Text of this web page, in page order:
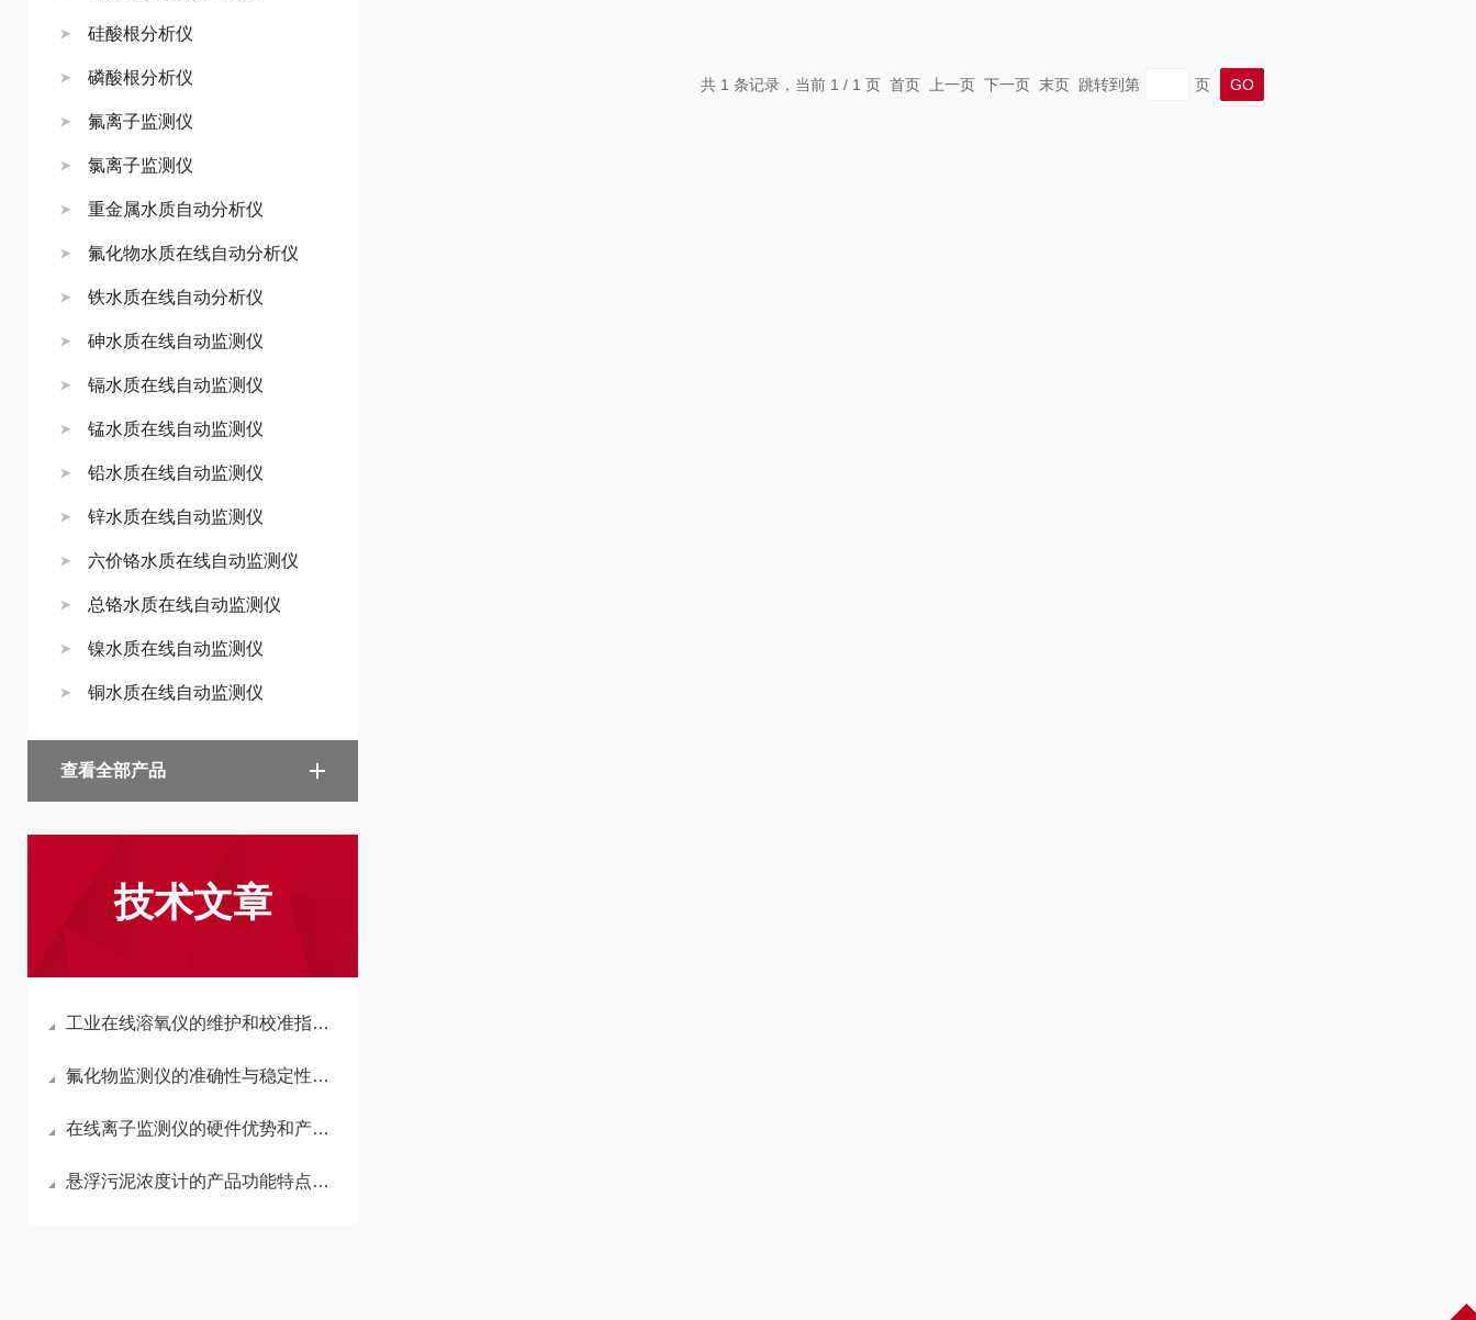
硅酸根分析仪
磷酸根分析仪
氟离子监测仪
氯离子监测仪
重金属水质自动分析仪
氟化物水质在线自动分析仪
铁水质在线自动分析仪
砷水质在线自动监测仪
镉水质在线自动监测仪
锰水质在线自动监测仪
铅水质在线自动监测仪
锌水质在线自动监测仪
六价铬水质在线自动监测仪
总铬水质在线自动监测仪
镍水质在线自动监测仪
铜水质在线自动监测仪
查看全部产品
技术文章
工业在线溶氧仪的维护和校准指南介绍
氟化物监测仪的准确性与稳定性分析
在线离子监测仪的硬件优势和产品特点
悬浮污泥浓度计的产品功能特点和技术应用
共 1 条记录，当前 1 / 1 页 首页 上一页 下一页 末页 跳转到第 页